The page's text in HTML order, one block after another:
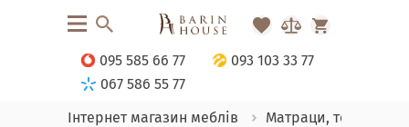
095 585 66 77
093 103 33 77
067 586 55 77
Інтернет магазин меблів
Матраци, текстиль